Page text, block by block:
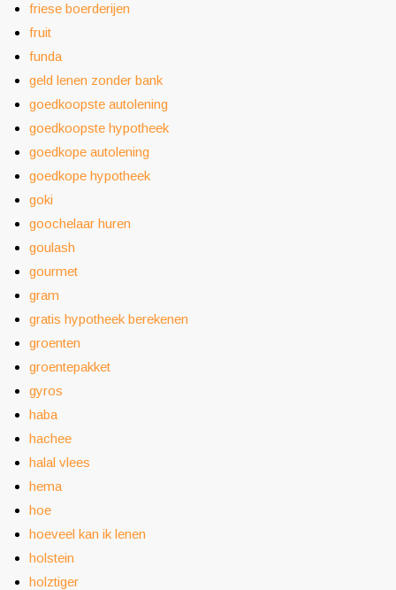
friese boerderijen
fruit
funda
geld lenen zonder bank
goedkoopste autolening
goedkoopste hypotheek
goedkope autolening
goedkope hypotheek
goki
goochelaar huren
goulash
gourmet
gram
gratis hypotheek berekenen
groenten
groentepakket
gyros
haba
hachee
halal vlees
hema
hoe
hoeveel kan ik lenen
holstein
holztiger